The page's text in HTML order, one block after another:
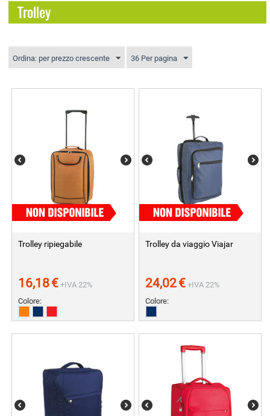
Trolley
Ordina: per prezzo crescente 36 Per pagina
Trolley ripiegabile
16,18€ +IVA 22%
Colore:
Trolley da viaggio Viajar
24,02€ +IVA 22%
Colore: